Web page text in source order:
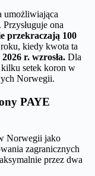
umożliwiająca
ona
przekraczają 100
kiedy kwota ta
r. wzrosła. Dla
setek koron w
Norwegii.
PAYE
Norwegii jako
zagranicznych
przez dwa